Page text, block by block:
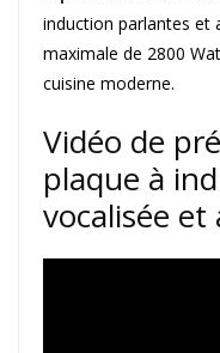
induction parlantes et
maximale de 2800
cuisine moderne.
Vidéo de
plaque à
vocalisée et